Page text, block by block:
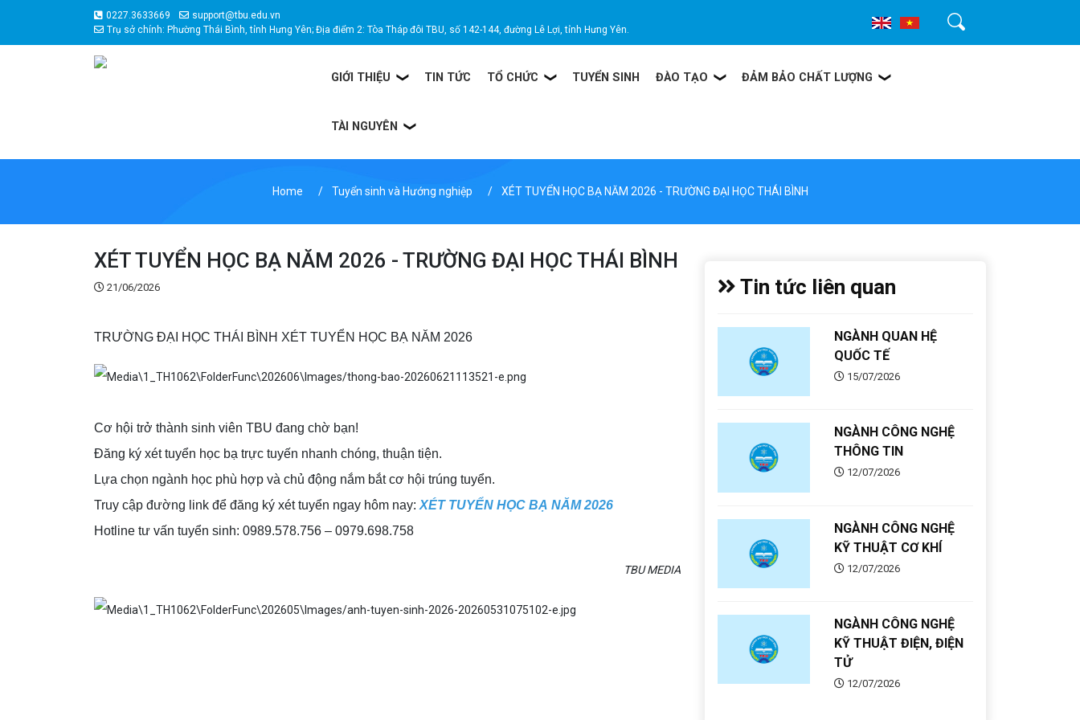
0227.3633669
support@tbu.edu.vn
Trụ sở chính: Phường Thái Bình, tỉnh Hưng Yên; Địa điểm 2: Tòa Tháp đôi TBU, số 142-144, đường Lê Lợi, tỉnh Hưng Yên.
Tìm kiếm
GIỚI THIỆU TIN TỨC TỔ CHỨC TUYỂN SINH ĐÀO TẠO ĐẢM BẢO CHẤT LƯỢNG
TÀI NGUYÊN
Home Tuyển sinh và Hướng nghiệp XÉT TUYỂN HỌC BẠ NĂM 2026 - TRƯỜNG ĐẠI HỌC THÁI BÌNH
XÉT TUYỂN HỌC BẠ NĂM 2026 - TRƯỜNG ĐẠI HỌC THÁI BÌNH
21/06/2026
TRƯỜNG ĐẠI HỌC THÁI BÌNH XÉT TUYỂN HỌC BẠ NĂM 2026
Cơ hội trở thành sinh viên TBU đang chờ bạn!
Đăng ký xét tuyển học bạ trực tuyến nhanh chóng, thuận tiện.
Lựa chọn ngành học phù hợp và chủ động nắm bắt cơ hội trúng tuyển.
Truy cập đường link để đăng ký xét tuyển ngay hôm nay: XÉT TUYỂN HỌC BẠ NĂM 2026
Hotline tư vấn tuyển sinh: 0989.578.756 – 0979.698.758
TBU MEDIA
Tin tức liên quan
NGÀNH QUAN HỆ
QUỐC TẾ
15/07/2026
NGÀNH CÔNG NGHỆ
THÔNG TIN
12/07/2026
NGÀNH CÔNG NGHỆ
KỸ THUẬT CƠ KHÍ
12/07/2026
NGÀNH CÔNG NGHỆ
KỸ THUẬT ĐIỆN, ĐIỆN
TỬ
12/07/2026